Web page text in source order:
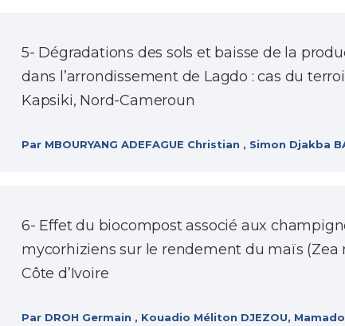
5- Dégradations des sols et baisse de la
dans l’arrondissement de Lagdo : cas du
Kapsiki, Nord-Cameroun
Par MBOURYANG ADEFAGUE Christian , Simon Djakba
6- Effet du biocompost associé aux
mycorhiziens sur le rendement du maïs (Zea
Côte d’Ivoire
Par DROH Germain , Kouadio Méliton DJEZOU,